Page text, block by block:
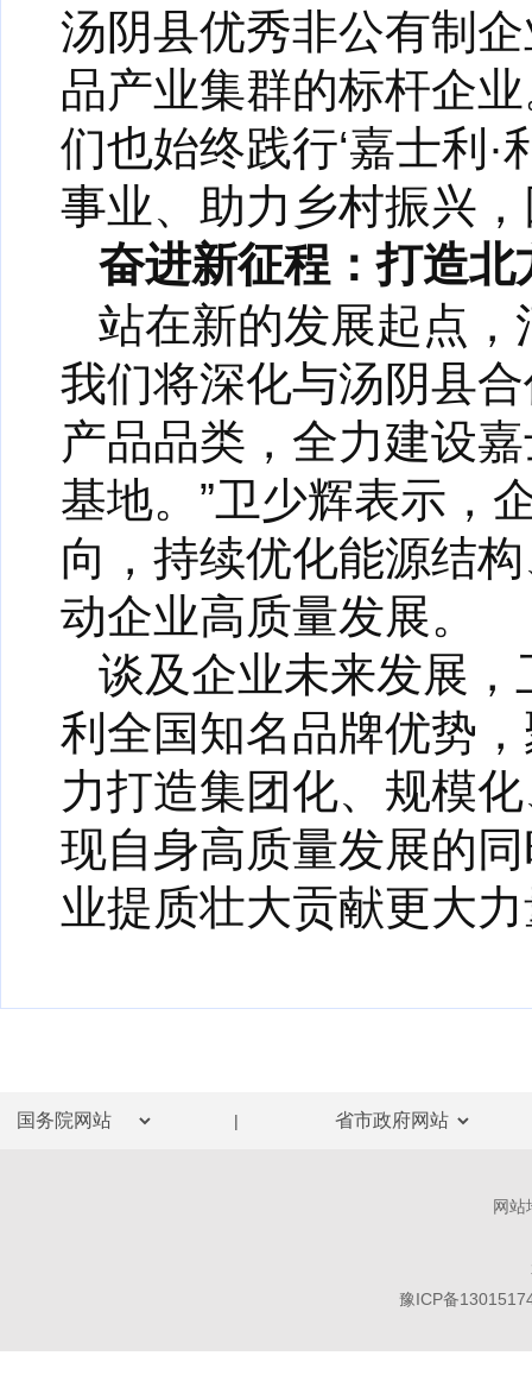
汤阴县优秀非公有制
品产业集群的标杆企
们也始终践行‘嘉士利·
事业、助力乡村振兴
奋进新征程：打造
站在新的发展起点，
我们将深化与汤阴县
产品品类，全力建设
基地。”卫少辉表示，
向，持续优化能源结
动企业高质量发展。
谈及企业未来发展
利全国知名品牌优势
力打造集团化、规模
现自身高质量发展的
业提质壮大贡献更大
|
网站
豫ICP备